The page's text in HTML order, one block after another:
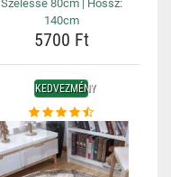
Szélessé 80cm | Hossz:
140cm
5700 Ft
KEDVEZMÉNY